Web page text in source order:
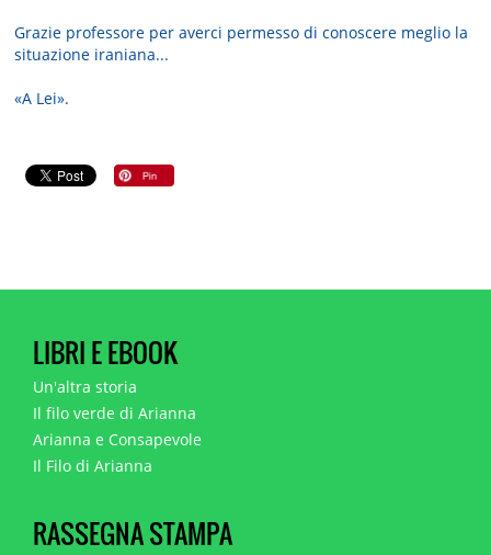
Grazie professore per averci permesso di conoscere meglio la
situazione iraniana...
«A Lei».
LIBRI E EBOOK
Un'altra storia
Il filo verde di Arianna
Arianna e Consapevole
Il Filo di Arianna
RASSEGNA STAMPA